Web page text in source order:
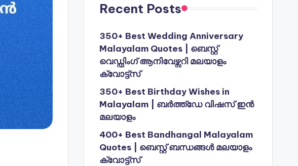
Recent Posts
350+ Best Wedding Anniversary
Malayalam Quotes | ബെസ്റ്റ്
വെഡ്ഡിംഗ് ആനിവേഴ്സറി മലയാളം
ക്വോട്ട്സ്
350+ Best Birthday Wishes in
Malayalam | ബർത്ത്ഡേ വിഷസ് ഇൻ
മലയാളം
400+ Best Bandhangal Malayalam
Quotes | ബെസ്റ്റ് ബന്ധങ്ങൾ മലയാളം
ക്വോട്ട്സ്